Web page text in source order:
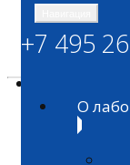
+7 495
О